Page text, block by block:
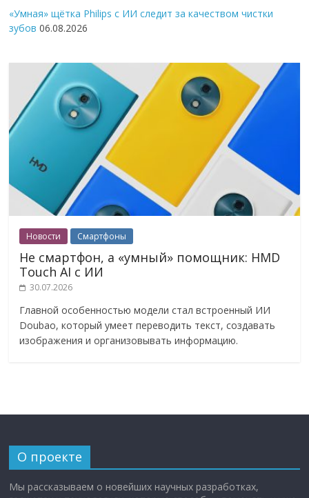
«Умная» щётка Philips с ИИ следит за качеством чистки
зубов 06.08.2026
Новости Смартфоны
Не смартфон, а «умный» помощник: HMD
Touch AI с ИИ
30.07.2026
Главной особенностью модели стал встроенный ИИ
Doubao, который умеет переводить текст, создавать
изображения и организовывать информацию.
О проекте
Мы рассказываем о новейших научных разработках,